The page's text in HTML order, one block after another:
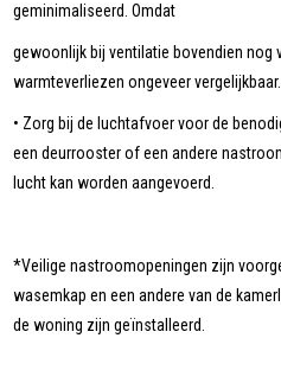
geminimaliseerd. Omdat
gewoonlijk bij ventilatie bovendien nog
warmteverliezen ongeveer vergelijkbaar.
• Zorg bij de luchtafvoer voor de
een deurrooster of een andere
lucht kan worden aangevoerd.
*Veilige nastroomopeningen zijn
wasemkap en een andere van de
de woning zijn geïnstalleerd.